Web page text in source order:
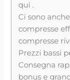
qui .
Ci sono
compresse
compresse
Prezzi bassi
Consegna
bonus e